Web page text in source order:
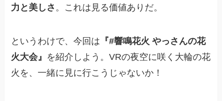
力と美しさ 。これは見る価値ありだ。
というわけで、今回は 『#響鳴花火 やっさんの花
火大会』 を紹介しよう。VRの夜空に咲く大輪の花
火を、一緒に見に行こうじゃないか！